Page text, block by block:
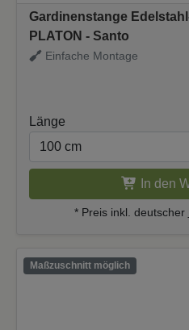
Gardinenstange
PLATON - Santo
Einfache Montage
Länge
In den
* Preis inkl. deutscher
Maßzuschnitt möglich